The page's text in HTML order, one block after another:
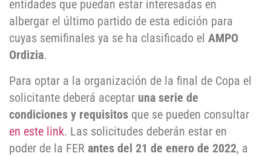
entidades que puedan estar interesadas en
albergar el último partido de esta edición para
cuyas semifinales ya se ha clasificado el AMPO
Ordizia.
Para optar a la organización de la final de Copa el
solicitante deberá aceptar una serie de
condiciones y requisitos que se pueden consultar
en este link. Las solicitudes deberán estar en
poder de la FER antes del 21 de enero de 2022, a